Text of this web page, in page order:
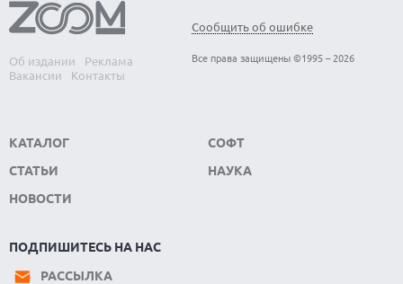
Об издании
Реклама
Вакансии
Контакты
Сообщить об ошибке
Все права защищены ©1995 – 2026
КАТАЛОГ
СТАТЬИ
НОВОСТИ
СОФТ
НАУКА
ПОДПИШИТЕСЬ НА НАС
РАССЫЛКА